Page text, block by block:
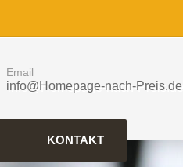
Email
info@Homepage-nach-Preis.de
KONTAKT